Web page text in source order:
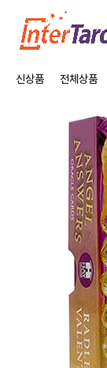
신상품 전체상품